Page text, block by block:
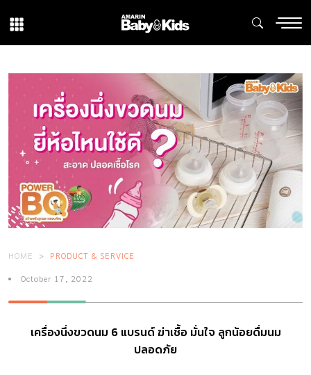
HOME PRODUCT & SERVICE
October 17, 2022
เครื่องนึ่งขวดนม 6 แบรนด์ ฆ่าเชื้อ มั่นใจ ลูกน้อยดื่มนม
ปลอดภัย